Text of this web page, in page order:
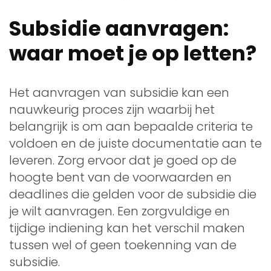
Subsidie aanvragen:
waar moet je op letten?
Het aanvragen van subsidie kan een
nauwkeurig proces zijn waarbij het
belangrijk is om aan bepaalde criteria te
voldoen en de juiste documentatie aan te
leveren. Zorg ervoor dat je goed op de
hoogte bent van de voorwaarden en
deadlines die gelden voor de subsidie die
je wilt aanvragen. Een zorgvuldige en
tijdige indiening kan het verschil maken
tussen wel of geen toekenning van de
subsidie.